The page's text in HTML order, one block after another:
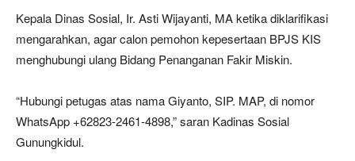
Kepala Dinas Sosial, Ir. Asti Wijayanti, MA ketika diklarifikasi
mengarahkan, agar calon pemohon kepesertaan BPJS KIS
menghubungi ulang Bidang Penanganan Fakir Miskin.
“Hubungi petugas atas nama Giyanto, SIP. MAP, di nomor
WhatsApp +62823-2461-4898,” saran Kadinas Sosial
Gunungkidul.